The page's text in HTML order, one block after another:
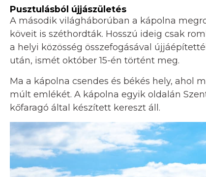
Pusztulásból újjászületés
A második világháborúban a kápolna
köveit is széthordták. Hosszú ideig csak
a helyi közösség összefogásával
után, ismét október 15-én történt meg.
Ma a kápolna csendes és békés hely, ahol
múlt emlékét. A kápolna egyik oldalán
kőfaragó által készített kereszt áll.